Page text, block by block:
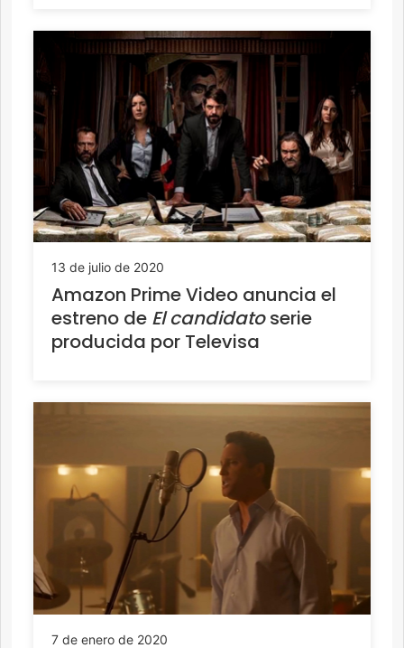
13 de julio de 2020
Amazon Prime Video anuncia el
estreno de El candidatoserie
producida por Televisa
7 de enero de 2020